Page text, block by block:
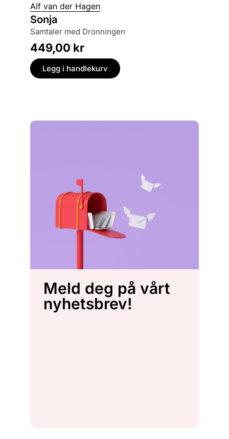
Alf van der Hagen
Sonja
samtaler med Dronningen
449,00 kr
Legg i handlekurv
Meld deg på vårt
nyhetsbrev!